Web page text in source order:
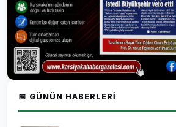
📅 GÜNÜN HABERLERI